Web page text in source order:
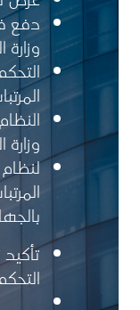
دفع
وزارة